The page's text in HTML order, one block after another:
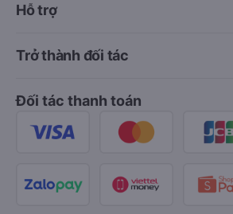
Hỗ trợ
Trở thành đối tác
Đối tác thanh toán